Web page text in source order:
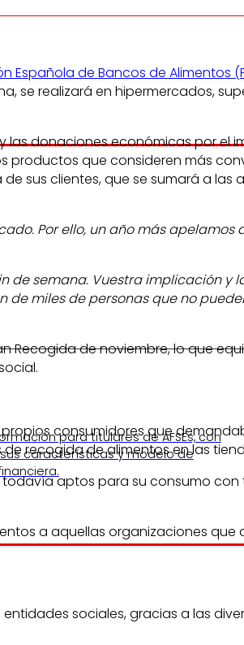
para titulares de AFSEs, con
características y modelo de
Española de Bancos de Alimentos
se realizará en hipermercados,
donaciones económicas por el
que consideren más
sus clientes, que se sumará a
Por ello, un año más
de semana. Vuestra implicación y
miles de personas que no
Recogida de noviembre, lo que
propios consumidores que
recogida de alimentos en las
aptos para su consumo
a aquellas organizaciones
sociales, gracias a las